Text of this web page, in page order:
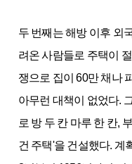
두 번째는 해방 이후 외
려온 사람들로 주택이
쟁으로 집이 60만 채나
아무런 대책이 없었다.
로 방 두 칸 마루 한 칸,
건 주택'을 건설했다. 계